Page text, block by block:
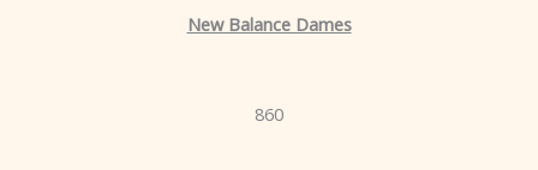
New Balance Dames
860